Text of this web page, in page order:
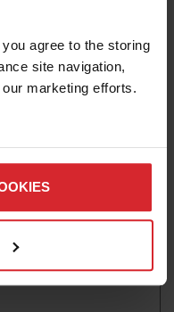
agree to the storing
site navigation,
marketing efforts.